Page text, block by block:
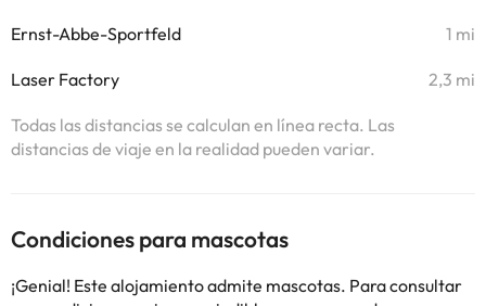
Ernst-Abbe-Sportfeld 1 mi
Laser Factory 2,3 mi
Todas las distancias se calculan en línea recta. Las
distancias de viaje en la realidad pueden variar.
Condiciones para mascotas
¡Genial! Este alojamiento admite mascotas. Para consultar